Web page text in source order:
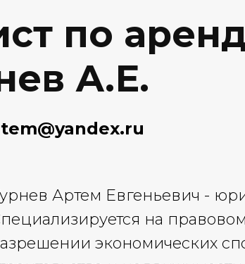
по
А.Е.
Артем Евгеньевич -
на
экономических